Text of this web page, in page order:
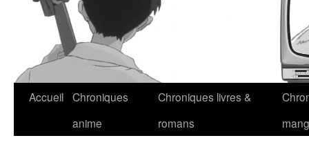
Accueil Chroniques
anime
Chroniques livres &
romans